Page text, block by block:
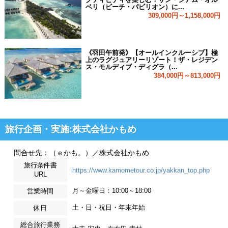
ベリ（ビーチ・パビリオン）に...
309,000円～1,158,000円
《羽田午前発》【オールインクルーシブ】極
上のラグジュアリーリゾート！ザ・レジデン
ス・モルディブ・ディグラ（...
384,000円～813,000円
旅行企画・実施:株式会社かもめ
問合せ先：（ｅかも。）／株式会社かもめ
旅行条件書
URL
https://www.kamometour.co.jp/yakkan_top.php
営業時間 月～金曜日：10:00～18:00
休日 土・日・祝日・年末年始
総合旅行業務